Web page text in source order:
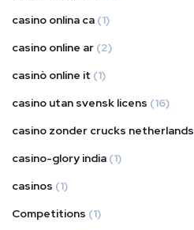
casino onlina ca (1)
casino online ar (2)
casinò online it (1)
casino utan svensk licens (16)
casino zonder crucks netherlands
casino-glory india (1)
casinos (1)
Competitions (1)